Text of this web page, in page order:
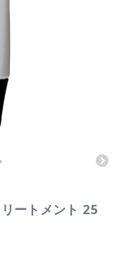
ートメント 25